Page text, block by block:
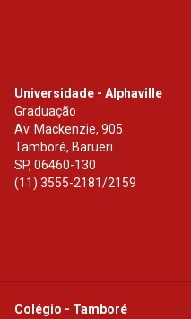
Universidade - Alphaville
Graduação
Av. Mackenzie, 905
Tamboré, Barueri
SP,06460-130
(11) 3555-2181/2159
Colégio - Tamboré